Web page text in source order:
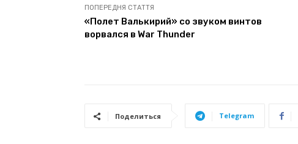
ПОПЕРЕДНЯ СТАТТЯ
«Полет Валькирий» со звуком винтов
ворвался в War Thunder
Поделиться Telegram